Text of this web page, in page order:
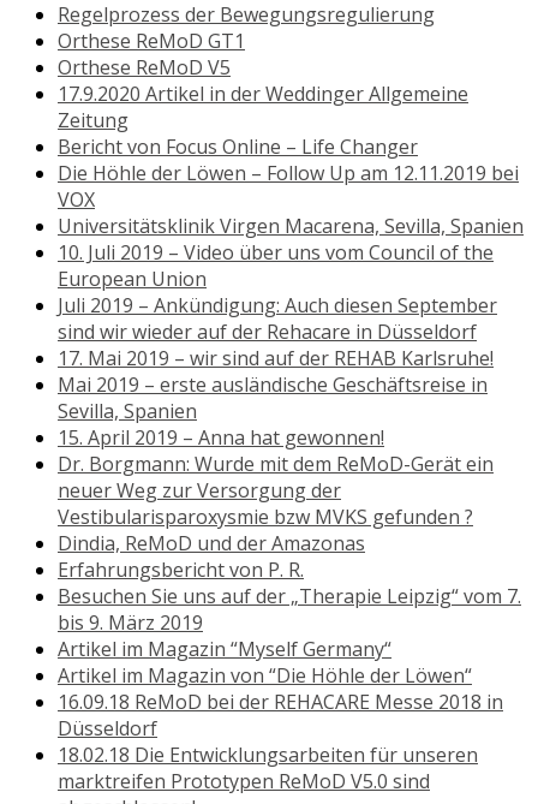
Regelprozess der Bewegungsregulierung
Orthese ReMoD GT1
Orthese ReMoD V5
17.9.2020 Artikel in der Weddinger Allgemeine
Zeitung
Bericht von Focus Online – Life Changer
Die Höhle der Löwen – Follow Up am 12.11.2019 bei
VOX
Universitätsklinik Virgen Macarena, Sevilla, Spanien
10. Juli 2019 – Video über uns vom Council of the
European Union
Juli 2019 – Ankündigung: Auch diesen September
sind wir wieder auf der Rehacare in Düsseldorf
17. Mai 2019 – wir sind auf der REHAB Karlsruhe!
Mai 2019 – erste ausländische Geschäftsreise in
Sevilla, Spanien
15. April 2019 – Anna hat gewonnen!
Dr. Borgmann: Wurde mit dem ReMoD-Gerät ein
neuer Weg zur Versorgung der
Vestibularisparoxysmie bzw MVKS gefunden ?
Dindia, ReMoD und der Amazonas
Erfahrungsbericht von P. R.
Besuchen Sie uns auf der „Therapie Leipzig“ vom 7.
bis 9. März 2019
Artikel im Magazin “Myself Germany“
Artikel im Magazin von “Die Höhle der Löwen“
16.09.18 ReMoD bei der REHACARE Messe 2018 in
Düsseldorf
18.02.18 Die Entwicklungsarbeiten für unseren
marktreifen Prototypen ReMoD V5.0 sind